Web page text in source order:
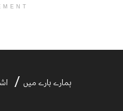
ہمارے بارے میں